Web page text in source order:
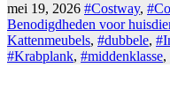
mei 19, 2026 #Costway,
Benodigdheden voor
Kattenmeubels, #dubbele,
#Krabplank, #middenklasse,